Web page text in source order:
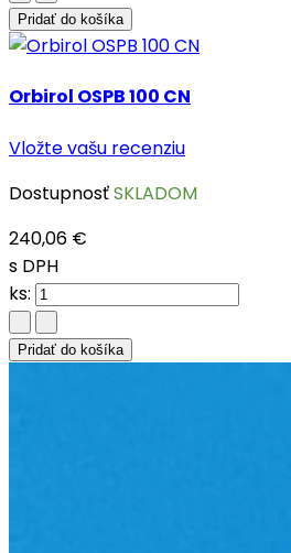
Pridať do košíka
Orbirol OSPB 100 CN
Vložte vašu recenziu
DostupnosťSKLADOM
240,06 €
s DPH
ks:
Pridať do košíka